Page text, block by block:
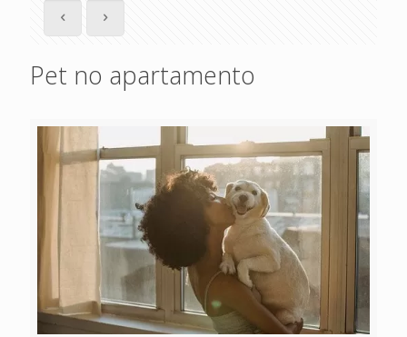
Pet no apartamento